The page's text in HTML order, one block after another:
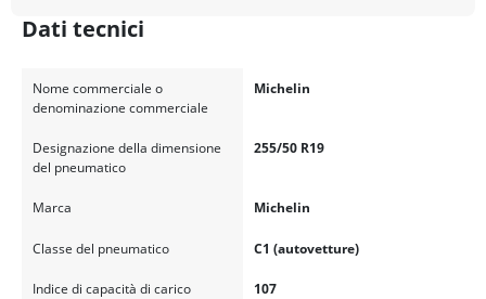
Dati tecnici
Nome commerciale o
denominazione commerciale
Michelin
Designazione della dimensione
del pneumatico
255/50 R19
Marca Michelin
Classe del pneumatico C1 (autovetture)
Indice di capacità di carico 107